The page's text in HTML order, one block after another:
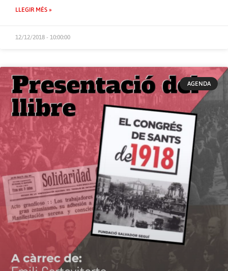
LLEGIR MÉS »
12/12/2018 - 10:00:00
AGENDA